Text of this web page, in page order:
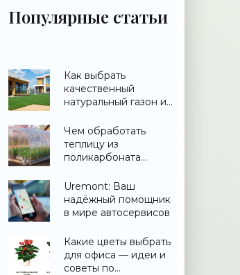
Популярные статьи
Как выбрать
качественный
натуральный газон и
Чем обработать
теплицу из
поликарбоната
и подготовка
Uremont: Ваш
надёжный помощник
в мире автосервисов
Какие цветы выбрать
для офиса — идеи и
советы по